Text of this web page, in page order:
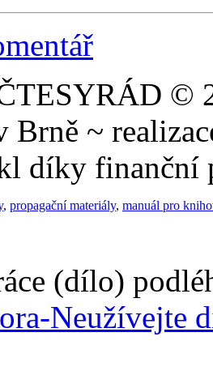
©
Brně ~
díky finanční
, propagační materiály, manuál pro
(dílo)
Neužívejte